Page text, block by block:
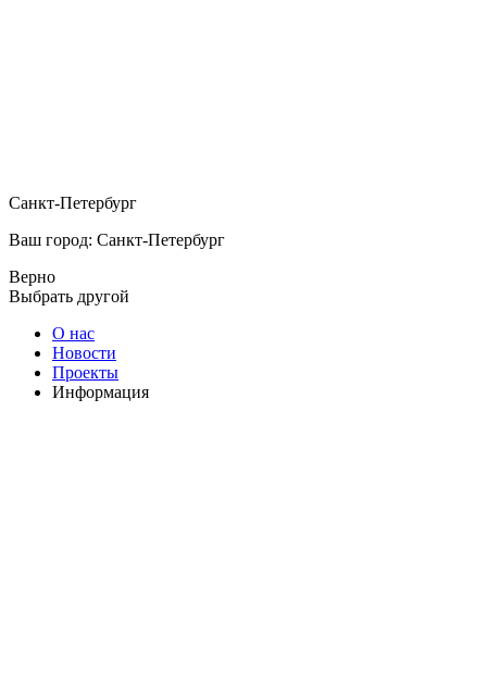
Санкт-Петербург
Ваш город: Санкт-Петербург
Верно
Выбрать другой
О нас
Новости
Проекты
Информация